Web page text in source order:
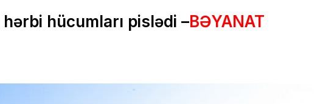
hücumları pislədi –BƏYANAT